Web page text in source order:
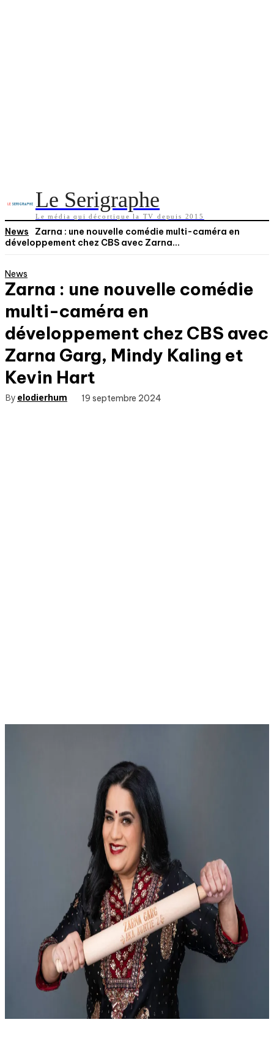
Le Serigraphe
Le média qui décortique la TV depuis 2015
News
Zarna : une nouvelle comédie multi-caméra en
développement chez CBS avec Zarna...
News
Zarna : une nouvelle comédie
multi-caméra en
développement chez CBS avec
Zarna Garg, Mindy Kaling et
Kevin Hart
By elodierhum 19 septembre 2024